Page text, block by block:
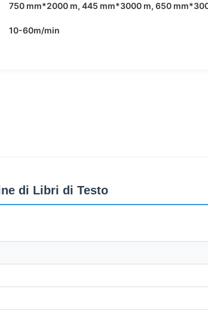
750 mm*2000 m, 445 mm*3000 m, 650
10-60m/min
di Libri di Testo